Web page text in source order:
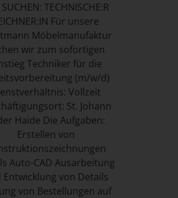
TECHNISCHE:R
Für unsere
Möbelmanufaktur
wir zum sofortigen
Techniker für die
(m/w/d)
Vollzeit
St. Johann
Haide Die Aufgaben:
Erstellen von
Auto-CAD Ausarbeitung
Entwicklung von Details
von Bestellungen auf